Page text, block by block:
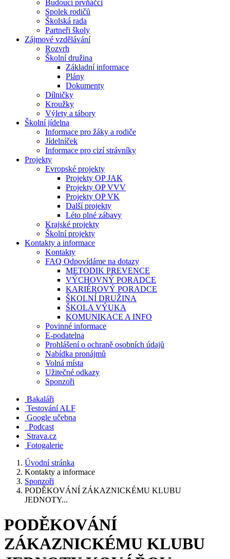
Budoucí prvňáčci
Spolek rodičů
Školská rada
Partneři školy
Zájmové vzdělávání
Rozvrh
Školní družina
Základní informace
Plány
Dokumenty
Dílničky
Kroužky
Výlety a tábory
Školní jídelna
Informace pro žáky a rodiče
Jídelníček
Informace pro cizí strávníky
Projekty
Evropské projekty
Projekty OP JAK
Projekty OP VVV
Projekty OP VK
Další projekty
Léto plné zábavy
Krajské projekty
Školní projekty
Kontakty a informace
Kontakty
FAQ Odpovídáme na dotazy
METODIK PREVENCE
VÝCHOVNÝ PORADCE
KARIÉROVÝ PORADCE
ŠKOLNÍ DRUŽINA
ŠKOLA VÝUKA
KOMUNIKACE A INFO
Povinné informace
E-podatelna
Prohlášení o ochraně osobních údajů
Nabídka pronájmů
Volná místa
Užitečné odkazy
Sponzoři
Bakaláři
Testování ALF
Google učebna
Podcast
Strava.cz
Fotogalerie
Úvodní stránka
Kontakty a informace
Sponzoři
PODĚKOVÁNÍ ZÁKAZNICKÉMU KLUBU
JEDNOTY...
PODĚKOVÁNÍ
ZÁKAZNICKÉMU KLUBU